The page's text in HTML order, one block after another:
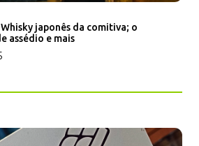
japonês da comitiva; o
assédio e mais